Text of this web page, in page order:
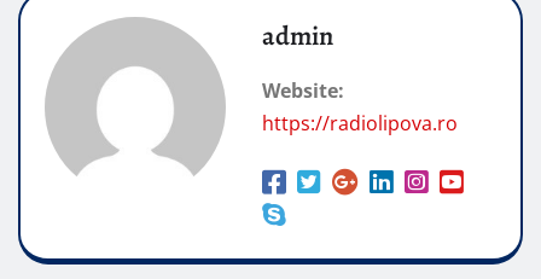
admin
Website:
https://radiolipova.ro